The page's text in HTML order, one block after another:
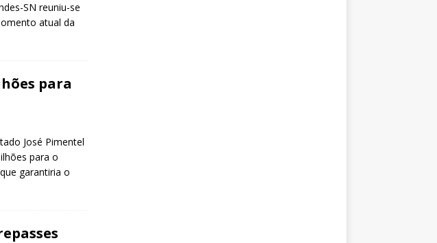
SN reuniu-se
atual da
para
José Pimentel
para o
garantiria o